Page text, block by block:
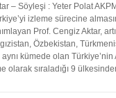
– Söyleşi : Yeter Polat
izleme sürecine
Prof. Cengiz Aktar,
Özbekistan,
kümede olan
olarak sıraladığı 9